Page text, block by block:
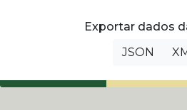
Exportar dados
JSON